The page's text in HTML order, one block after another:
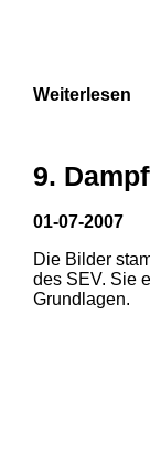
1
Weiterlesen
9.
01-07-2007
Die Bilder
des SEV. Sie
Grundlagen.